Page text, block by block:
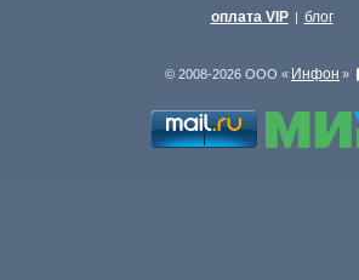
оплата VIP | блог
© 2008-2026 ООО « Инфон »